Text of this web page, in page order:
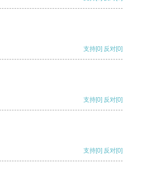
支持[0] 反对[0]
支持[0] 反对[0]
支持[0] 反对[0]